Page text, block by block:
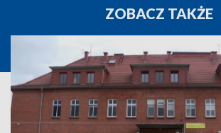
ZOBACZ TAKŻE